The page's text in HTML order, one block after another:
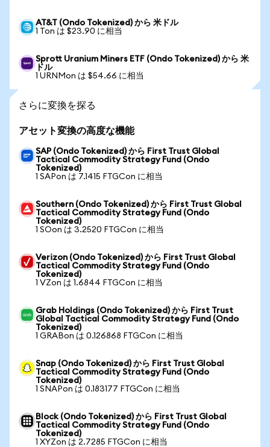
AT&T (Ondo Tokenized) から 米ドル
1 Ton は $23.90 に相当
Sprott Uranium Miners ETF (Ondo Tokenized) から 米
ドル
1 URNMon は $54.66 に相当
さらに変換を探る
アセット変換の高度な機能
SAP (Ondo Tokenized) から First Trust Global
Tactical Commodity Strategy Fund (Ondo
Tokenized)
1 SAPon は 7.1415 FTGCon に相当
Southern (Ondo Tokenized) から First Trust Global
Tactical Commodity Strategy Fund (Ondo
Tokenized)
1 SOon は 3.2520 FTGCon に相当
Verizon (Ondo Tokenized) から First Trust Global
Tactical Commodity Strategy Fund (Ondo
Tokenized)
1 VZon は 1.6844 FTGCon に相当
Grab Holdings (Ondo Tokenized) から First Trust
Global Tactical Commodity Strategy Fund (Ondo
Tokenized)
1 GRABon は 0.126868 FTGCon に相当
Snap (Ondo Tokenized) から First Trust Global
Tactical Commodity Strategy Fund (Ondo
Tokenized)
1 SNAPon は 0.183177 FTGCon に相当
Block (Ondo Tokenized) から First Trust Global
Tactical Commodity Strategy Fund (Ondo
Tokenized)
1 XYZon は 2.7285 FTGCon に相当